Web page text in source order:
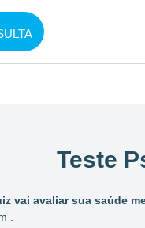
Teste
vai avaliar sua saúde
.